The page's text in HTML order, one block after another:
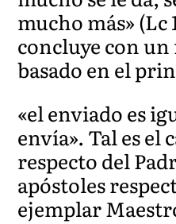
mucho más» (Lc
concluye con
basado en el
«el enviado es
envía». Tal es el
respecto del
apóstoles
ejemplar